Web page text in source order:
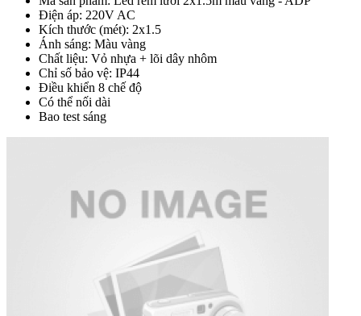
Điện áp: 220V AC
Kích thước (mét): 2x1.5
Ánh sáng: Màu vàng
Chất liệu: Vỏ nhựa + lõi dây nhôm
Chỉ số bảo vệ: IP44
Điều khiển 8 chế độ
Có thể nối dài
Bao test sáng